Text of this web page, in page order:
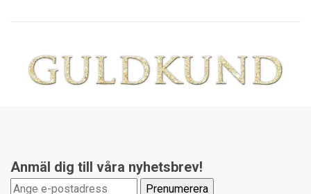
Anmäl dig till våra nyhetsbrev!